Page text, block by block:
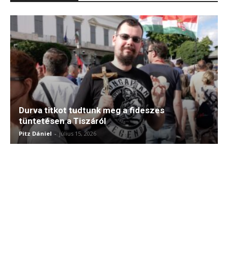
Durva titkot tudtunk meg a fideszes
tüntetésen a Tiszáról
Pitz Dániel - július 15, 2026